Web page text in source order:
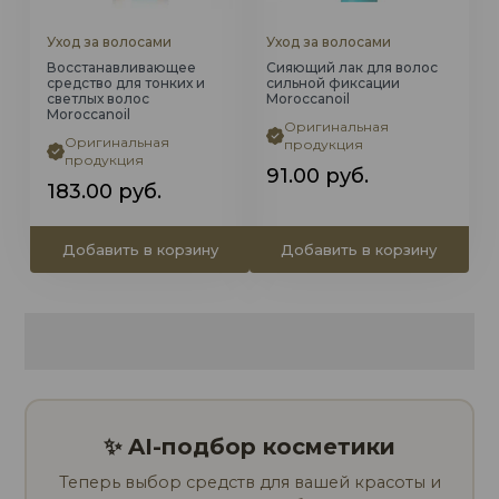
Уход за волосами
Восстанавливающее
средство для тонких и
светлых волос
Moroccanoil
Оригинальная
продукция
183.00 руб.
Добавить в корзину
Уход за волосами
Сияющий лак для волос
сильной фиксации
Moroccanoil
Оригинальная
продукция
91.00 руб.
Добавить в корзину
✨ AI-подбор косметики
Теперь выбор средств для вашей красоты и